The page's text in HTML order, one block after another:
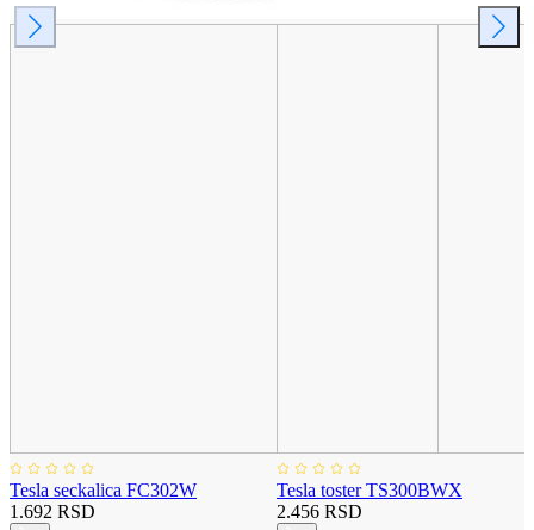
Tesla seckalica FC302W
1.692 RSD
Tesla toster TS300BWX
2.456 RSD